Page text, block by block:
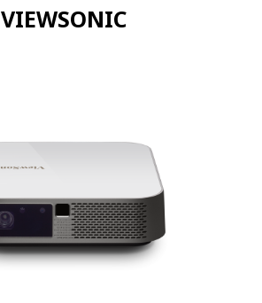
VIEWSONIC